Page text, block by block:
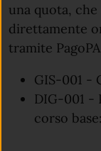
una quota,
direttamente
tramite
GIS-001 -
DIG-001 -
corso